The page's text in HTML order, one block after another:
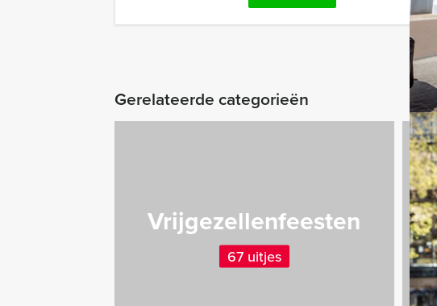
Gerelateerde categorieën
Vrijgezellenfeesten
67 uitjes